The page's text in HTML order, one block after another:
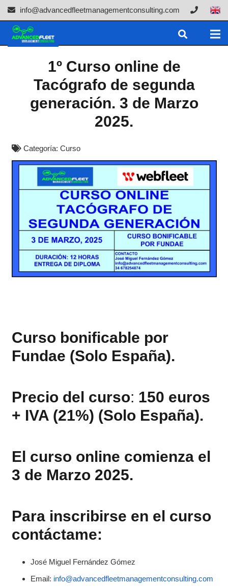
info@advancedfleetmanagementconsulting.com
1º Curso online de
Tacógrafo de segunda
generación. 3 de Marzo
2025.
Categoría: Curso
Curso bonificable por
Fundae (Solo España).
Precio del curso: 150 euros
+ IVA (21%) (Solo España).
El curso online comienza el
3 de Marzo 2025.
Para inscribirse en el curso
contáctame:
José Miguel Fernández Gómez
Email: info@advancedfleetmanagementconsulting.com